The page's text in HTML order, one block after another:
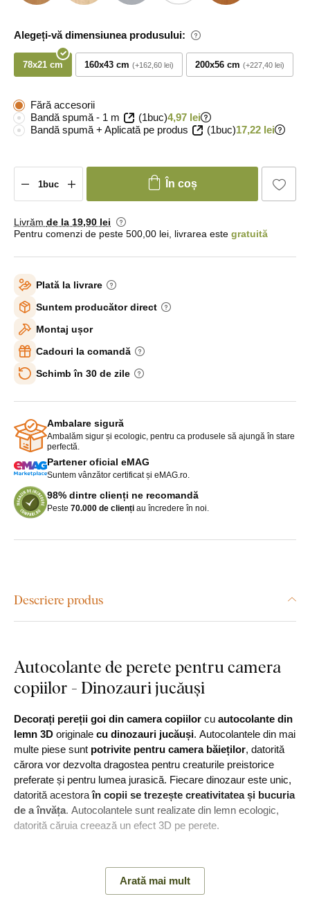
Alegeți-vă dimensiunea produsului:
78x21 cm 160x43 cm +162,60 lei 200x56 cm +227,40 lei
Fără accesorii
Bandă spumă - 1 m
(1buc)4,97 lei
Bandă spumă + Aplicată pe produs
(1buc)17,22 lei
În coș
Livrăm de la 19,90 lei
Pentru comenzi de peste 500,00 lei, livrarea este gratuită
Plată la livrare
Suntem producător direct
Montaj ușor
Cadouri la comandă
Schimb în 30 de zile
Ambalare sigură
Ambalăm sigur și ecologic, pentru ca produsele să ajungă în stare
perfectă.
Partener oficial eMAG
Suntem vânzător certificat și eMAG.ro.
98% dintre clienți ne recomandă
Peste 70.000 de clienți au încredere în noi.
Descriere produs
Autocolante de perete pentru camera
copiilor - Dinozauri jucăuși
Decorați pereții goi din camera copiilor cu autocolante din
lemn 3D originale cu dinozauri jucăuși. Autocolantele din mai
multe piese sunt potrivite pentru camera băieților, datorită
cărora vor dezvolta dragostea pentru creaturile preistorice
preferate și pentru lumea jurasică. Fiecare dinozaur este unic,
datorită acestoraîn copii se trezește creativitatea și bucuria
de a învăța. Autocolantele sunt realizate din lemn ecologic,
datorită căruia creează un efect 3D pe perete.
Principalele avantaje ale produsului:
Arată mai mult